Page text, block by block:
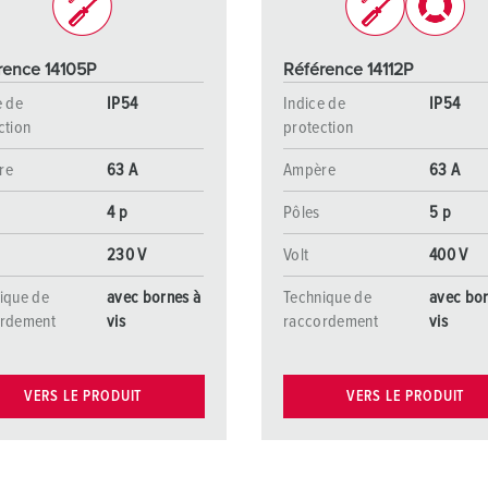
14105P
de
IP54
63 A
4 p
230 V
de
avec bornes à
vis
VERS LE PRODUIT
Référence 14112P
Indice de
protection
IP54
Ampère 63 A
Pôles 5 p
Volt 400 V
Technique de
raccordement
avec
vis
VERS LE PRODUIT